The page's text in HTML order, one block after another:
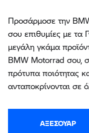
Προσάρμοσε την
σου επιθυμίες με
μεγάλη γκάμα
BMW Motorrad σου,
πρότυπα ποιότητας
ανταποκρίνονται σε
ΑΞΕΣΟΥΆΡ